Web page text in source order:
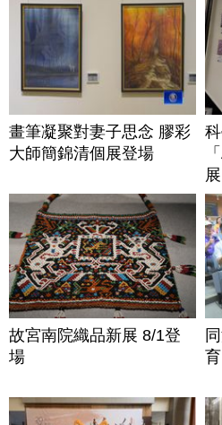
畫筆凝聚對妻子思念 膠彩
大師簡錦清個展登場
展
故宮南院織品新展 8/1登
場